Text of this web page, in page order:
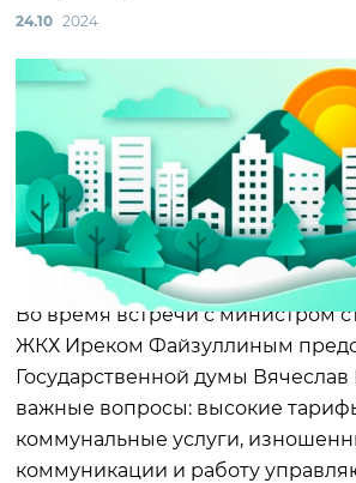
24.10 2024
Во время встречи с министром
ЖКХ Иреком Файзуллиным
Государственной думы
важные вопросы: высокие
коммунальные услуги,
коммуникации и работу